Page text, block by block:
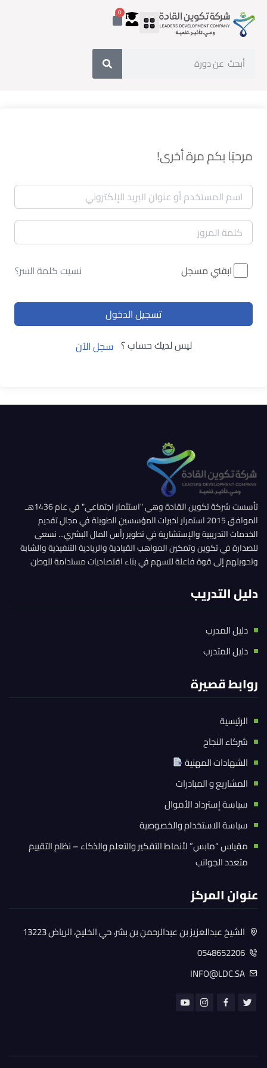
0
مرحبًا بكم مرة أخرى!
ابقني مسجل نسيت كلمة السر؟
تسجيل الدخول
ليس لديك حساب ؟ سجل الآن
تأسست شركة تكوين القادة وهي "استثمار اجتماعي" في عام 1436هـ
الموافق 2015 استمرار لخبرات المؤسسين الطويلة في مجال تقديم
الخدمات التدريبية والإستشارية في تطوير رأس المال البشري... نسعى
للصدارة في تكوين وتمكين المواهب القيادية والريادية التنفيذية والشابة
وتحويلهم إلى قوة فاعلة لتسهم في بناء اقتصاديات مستدامة للوطن.
دليل التدريب
دليل المدرب
دليل المتدرب
روابط قصيرة
الرئيسية
شركاء النجاح
الشهادات المهنية
المشاريع و المبادرات
سياسة إسترداد الأموال
سياسة الاستخدام والخصوصية
مقياس “مابس” لأنماط التفكير والتعلم والذكاء – نظام التقييم
متعدد الجوانب
عنوان المركز
الشيخ عبدالعزيز بن عبدالرحمن بن بشر، حي الخليج، الرياض 13223
0548652206
INFO@LDC.SA